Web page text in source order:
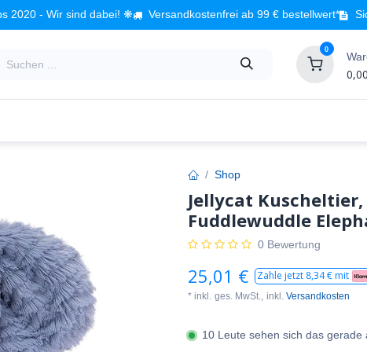
2020 - Wir sind dabei! ❋ Versandkostenfrei ab 99 € bestellwert*
0
0,00
Shop
Jellycat
Fuddlewuddle
0 Bewertung
25,01 € Zahle jetzt 8,34€ mit
* inkl. ges. MwSt., inkl. Versandkosten
10 Leute sehen sich das gerade